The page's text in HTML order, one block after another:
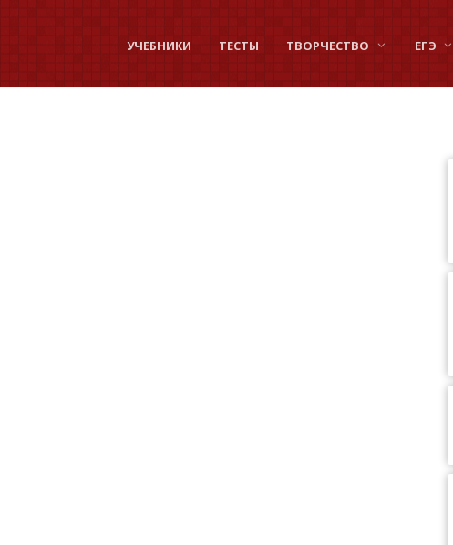
УЧЕБНИКИ ТЕСТЫ ТВОРЧЕСТВО ЕГЭ